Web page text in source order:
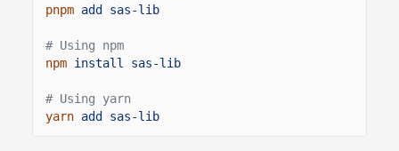
pnpm add sas-lib
# Using npm
npm install sas-lib
# Using yarn
yarn add sas-lib